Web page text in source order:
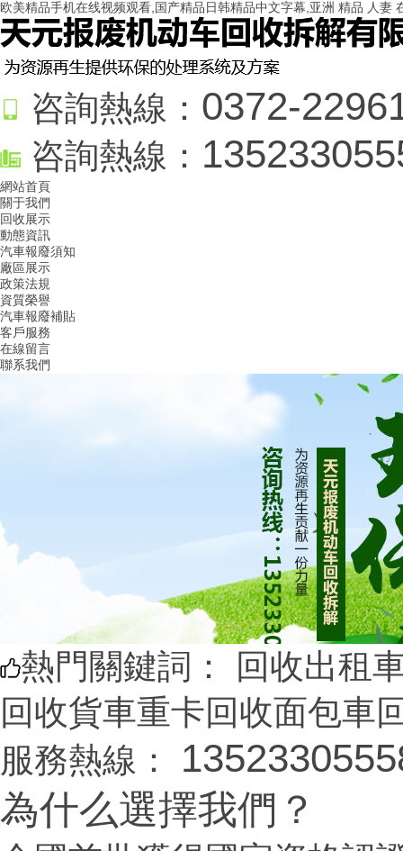
欧美精品手机在线视频观看,国产精品日韩精品中文字幕,亚洲 精品 人妻
咨詢熱線： 0372-
咨詢熱線：
網站首頁
關于我們
回收展示
動態資訊
汽車報廢須知
廠區展示
政策法規
資質榮譽
汽車報廢補貼
客戶服務
在線留言
聯系我們
熱門關鍵詞：
回收出租
回收貨車重卡回收面包車
服務熱線：
為什么選擇我們？